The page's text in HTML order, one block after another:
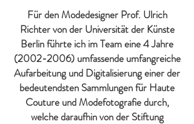
Für den Modedesigner Prof. Ulrich
Richter von der Universität der Künste
Berlin führte ich im Team eine 4 Jahre
(2002-2006)umfassende umfangreiche
Aufarbeitung und Digitalisierung einer der
bedeutendsten Sammlungen für Haute
Couture und Modefotografie durch,
welche daraufhin von der Stiftung